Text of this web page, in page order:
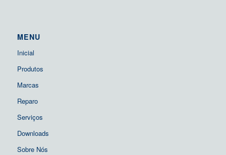
MENU
Inicial
Produtos
Marcas
Reparo
Serviços
Downloads
Sobre Nós